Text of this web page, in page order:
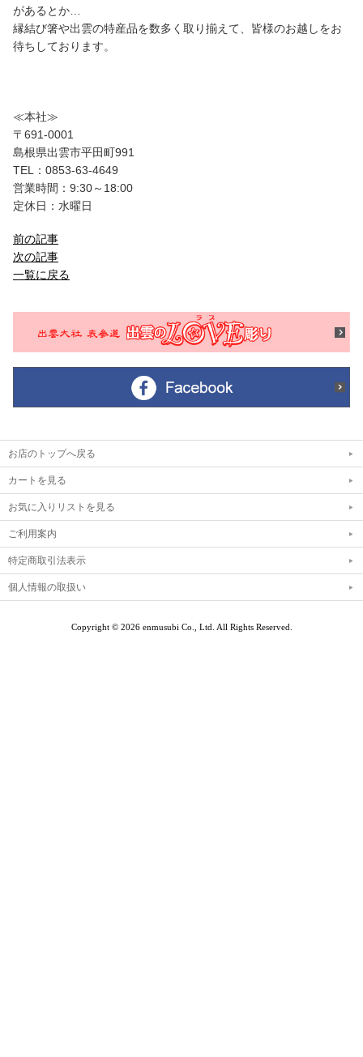
があるとか…
縁結び箸や出雲の特産品を数多く取り揃えて、皆様のお越しをお
待ちしております。
≪本社≫
〒691-0001
島根県出雲市平田町991
TEL：0853-63-4649
営業時間：9:30～18:00
定休日：水曜日
前の記事
次の記事
一覧に戻る
お店のトップへ戻る
カートを見る
お気に入りリストを見る
ご利用案内
特定商取引法表示
個人情報の取扱い
Copyright © 2026 enmusubi Co., Ltd. All Rights Reserved.